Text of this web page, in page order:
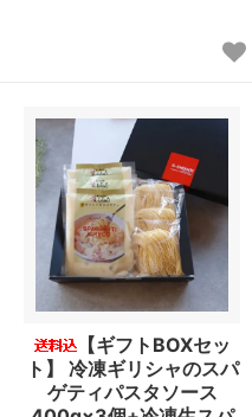
【ギフトBOXセッ
ト】 冷凍ギリシャのスパ
ゲティパスタソース